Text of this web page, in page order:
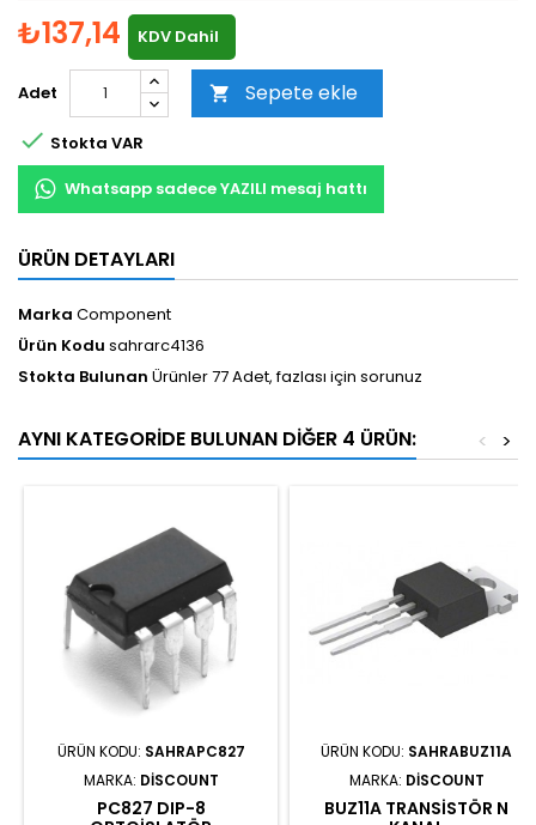
₺137,14 KDV Dahil
Adet  Sepete ekle
 Stokta VAR
Whatsapp sadece YAZILI mesaj hattı
ÜRÜN DETAYLARI
Marka Component
Ürün Kodu sahrarc4136
Stokta Bulunan Ürünler 77 Adet, fazlası için sorunuz
AYNI KATEGORIDE BULUNAN DIĞER 4 ÜRÜN: >
<
ÜRÜN KODU: SAHRAPC827
MARKA: DISCOUNT
PC827 DIP-8
ÜRÜN KODU: SAHRABUZ11A
MARKA: DISCOUNT
BUZ11A TRANSISTÖR N